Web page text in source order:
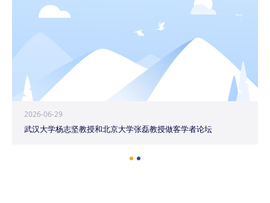
2026-06-29
武汉大学杨志坚教授和北京大学张磊教授做客学者论坛